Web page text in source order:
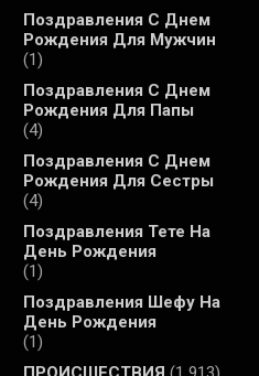
Поздравления С Днем
Рождения Для Мужчин
(1)
Поздравления С Днем
Рождения Для Папы
(4)
Поздравления С Днем
Рождения Для Сестры
(4)
Поздравления Тете На
День Рождения
(1)
Поздравления Шефу На
День Рождения
(1)